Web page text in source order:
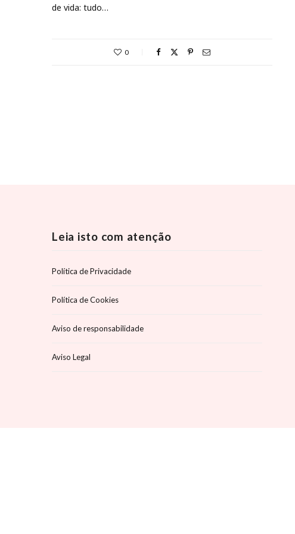
de vida: tudo…
0
Leia isto com atenção
Política de Privacidade
Política de Cookies
Aviso de responsabilidade
Aviso Legal